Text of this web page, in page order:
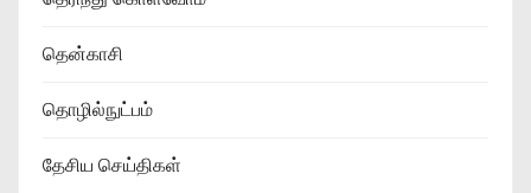
தென்காசி
தொழில்நுட்பம்
தேசிய செய்திகள்